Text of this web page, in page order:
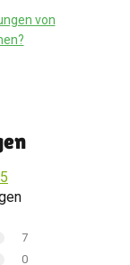
von
7
0